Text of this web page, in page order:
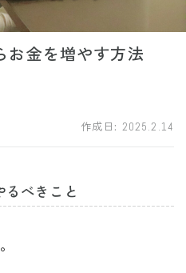
お金を増やす方法
作成日: 2025.2.14
るべきこと